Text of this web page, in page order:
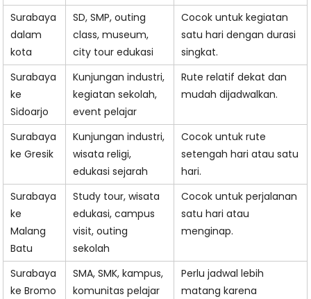
Surabaya
dalam
kota
SD, SMP, outing
class, museum,
city tour edukasi
Cocok untuk kegiatan
satu hari dengan durasi
singkat.
Surabaya
ke
Sidoarjo
Kunjungan industri,
kegiatan sekolah,
event pelajar
Rute relatif dekat dan
mudah dijadwalkan.
Surabaya
ke Gresik
Kunjungan industri,
wisata religi,
edukasi sejarah
Cocok untuk rute
setengah hari atau satu
hari.
Surabaya
ke
Malang
Batu
Study tour, wisata
edukasi, campus
visit, outing
sekolah
Cocok untuk perjalanan
satu hari atau
menginap.
Surabaya
ke Bromo
SMA, SMK, kampus,
komunitas pelajar
Perlu jadwal lebih
matang karena